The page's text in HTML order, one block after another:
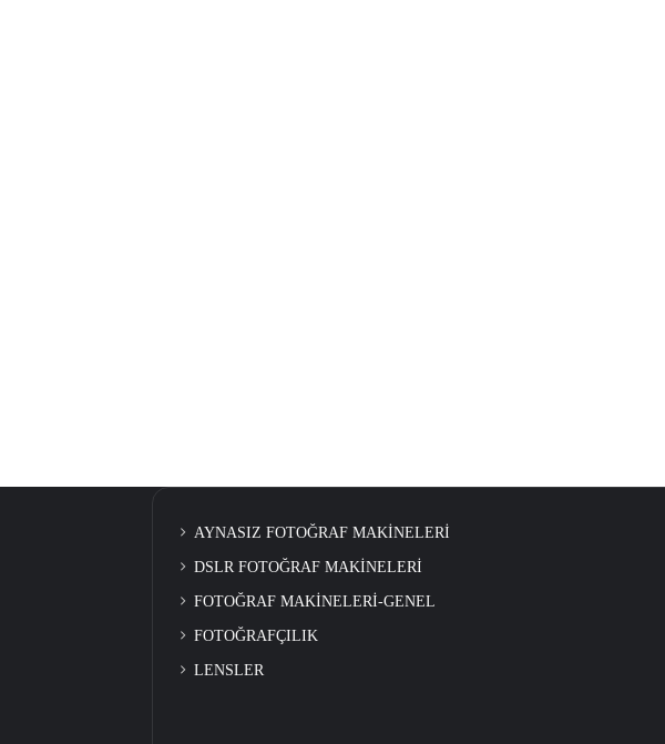
AYNASIZ FOTOĞRAF MAKİNELERİ
DSLR FOTOĞRAF MAKİNELERİ
FOTOĞRAF MAKİNELERİ-GENEL
FOTOĞRAFÇILIK
LENSLER